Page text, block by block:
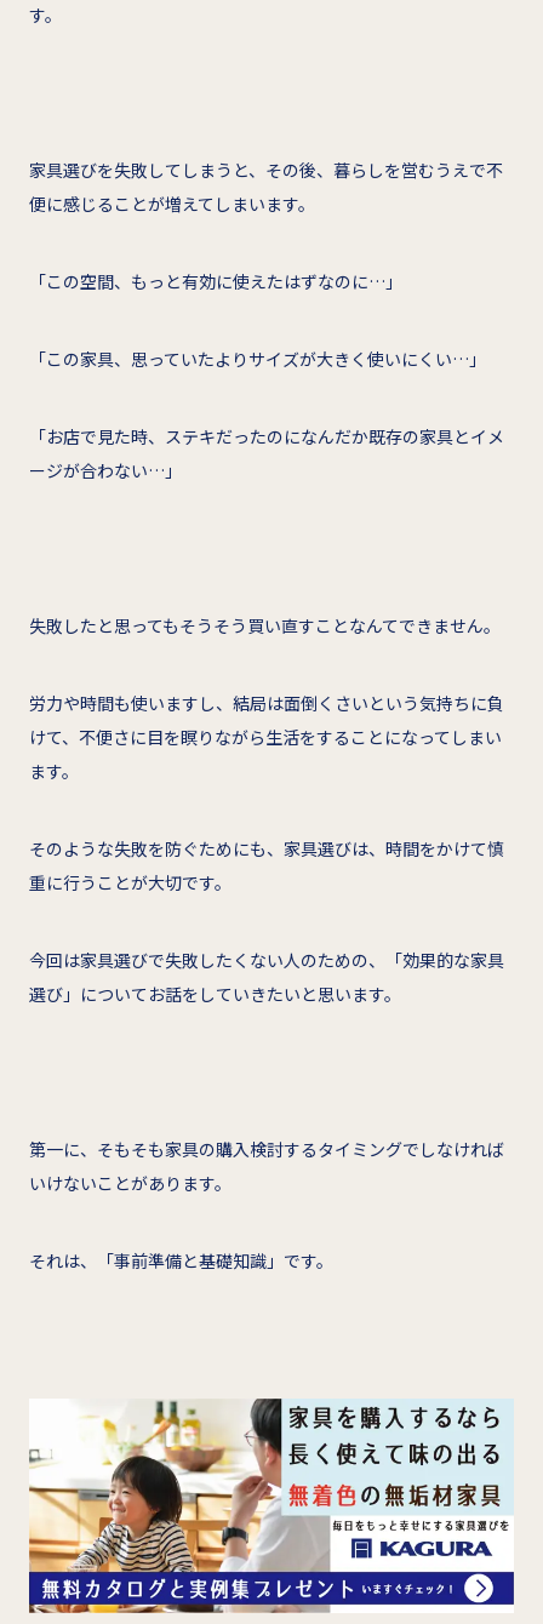
す。
家具選びを失敗してしまうと、その後、暮らしを営むうえで不
便に感じることが増えてしまいます。
「この空間、もっと有効に使えたはずなのに…」
「この家具、思っていたよりサイズが大きく使いにくい…」
「お店で見た時、ステキだったのになんだか既存の家具とイメ
ージが合わない…」
失敗したと思ってもそうそう買い直すことなんてできません。
労力や時間も使いますし、結局は面倒くさいという気持ちに負
けて、不便さに目を瞑りながら生活をすることになってしまい
ます。
そのような失敗を防ぐためにも、家具選びは、時間をかけて慎
重に行うことが大切です。
今回は家具選びで失敗したくない人のための、「効果的な家具
選び」についてお話をしていきたいと思います。
第一に、そもそも家具の購入検討するタイミングでしなければ
いけないことがあります。
それは、「事前準備と基礎知識」です。